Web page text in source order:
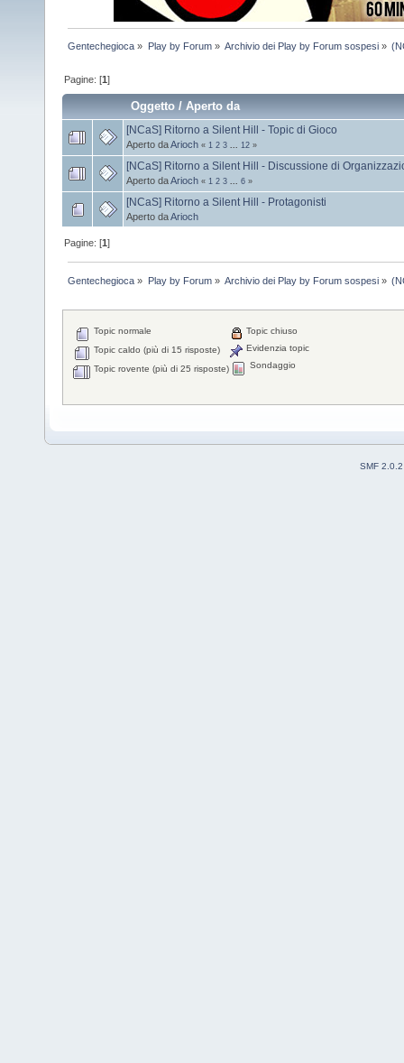
Gentechegioca » Play by Forum» Archivio dei Play by Forum sospesi»
Pagine: [1]
Oggetto /Aperto da
[NCaS] Ritorno a Silent Hill - Topic di Gioco
Aperto daArioch « 1 2 3 12 »
[NCaS] Ritorno a Silent Hill - Discussione di
Aperto daArioch « 1 2 3 6 »
[NCaS] Ritorno a Silent Hill - Protagonisti
Aperto daArioch
Pagine: [1]
Gentechegioca » Play by Forum» Archivio dei Play by Forum sospesi»
Topic normale
Topic caldo (più di 15 risposte)
Topic rovente (più di 25 risposte)
Topic chiuso
Evidenzia topic
Sondaggio
SMF 2.0.2